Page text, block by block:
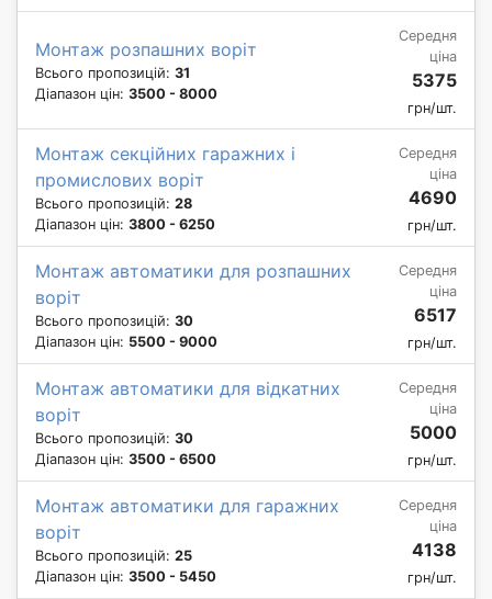
Монтаж розпашних воріт
Всього пропозицій: 31
Діапазон цін: 3500 - 8000
Середня
ціна
5375
грн/шт.
Монтаж секційних гаражних і
промислових воріт
Всього пропозицій: 28
Діапазон цін: 3800 - 6250
Середня
ціна
4690
грн/шт.
Монтаж автоматики для розпашних
воріт
Всього пропозицій: 30
Діапазон цін: 5500 - 9000
Середня
ціна
6517
грн/шт.
Монтаж автоматики для відкатних
воріт
Всього пропозицій: 30
Діапазон цін: 3500 - 6500
Середня
ціна
5000
грн/шт.
Монтаж автоматики для гаражних
воріт
Всього пропозицій: 25
Діапазон цін: 3500 - 5450
Середня
ціна
4138
грн/шт.